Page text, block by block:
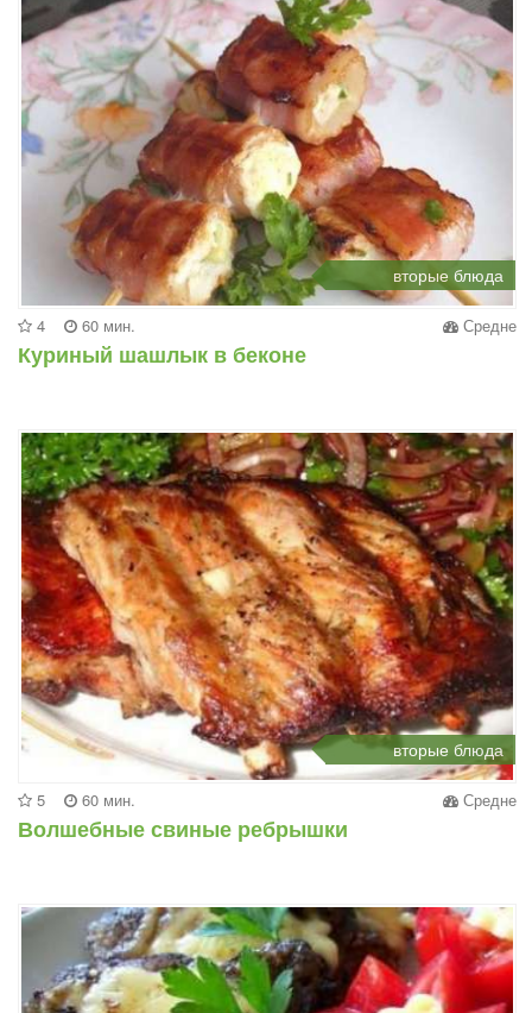
вторые блюда
4 60 мин. Средне
Куриный шашлык в беконе
вторые блюда
5 60 мин. Средне
Волшебные свиные ребрышки